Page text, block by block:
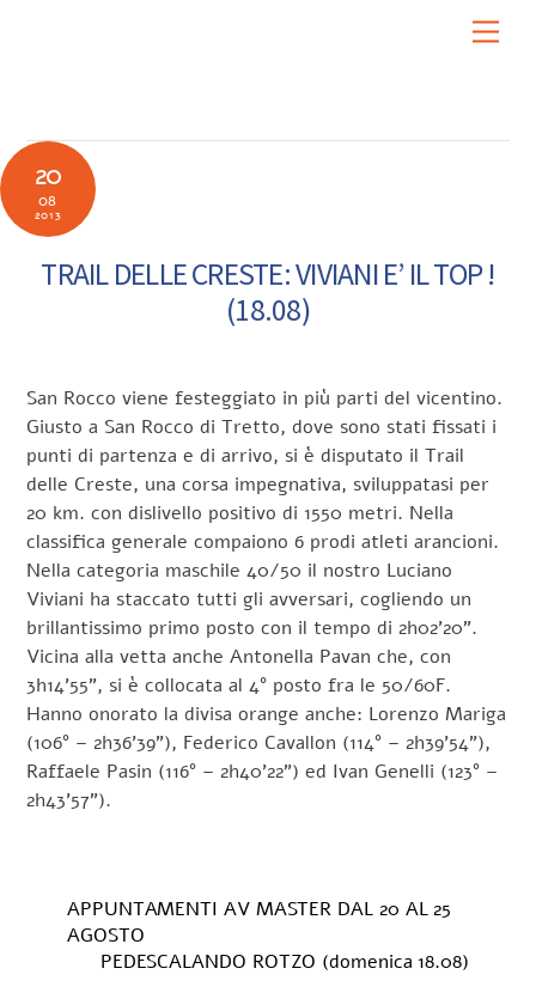
20
08
2013
TRAIL DELLE CRESTE: VIVIANI E’ IL TOP !
(18.08)
San Rocco viene festeggiato in più parti del vicentino.
Giusto a San Rocco di Tretto, dove sono stati fissati i
punti di partenza e di arrivo, si è disputato il Trail
delle Creste, una corsa impegnativa, sviluppatasi per
20 km. con dislivello positivo di 1550 metri. Nella
classifica generale compaiono 6 prodi atleti arancioni.
Nella categoria maschile 40/50 il nostro Luciano
Viviani ha staccato tutti gli avversari, cogliendo un
brillantissimo primo posto con il tempo di 2h02’20”.
Vicina alla vetta anche Antonella Pavan che, con
3h14’55”, si è collocata al 4° posto fra le 50/60F.
Hanno onorato la divisa orange anche: Lorenzo Mariga
(106° – 2h36’39”), Federico Cavallon (114° – 2h39’54”),
Raffaele Pasin (116° – 2h40’22”) ed Ivan Genelli (123° –
2h43’57”).
APPUNTAMENTI AV MASTER DAL 20 AL 25
AGOSTO
PEDESCALANDO ROTZO (domenica 18.08)